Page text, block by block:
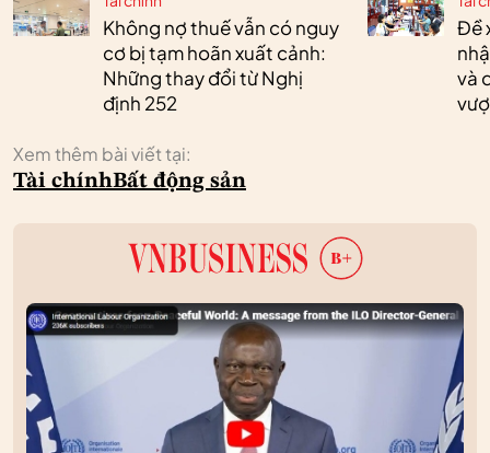
Không nợ thuế vẫn có nguy
cơ bị tạm hoãn xuất cảnh:
Những thay đổi từ Nghị
định 252
Đề
và
Xem thêm bài viết tại:
Tài chínhBất động sản